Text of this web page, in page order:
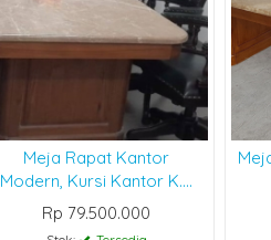
Meja Rapat Kantor
Modern, Kursi Kantor K....
Rp 79.500.000